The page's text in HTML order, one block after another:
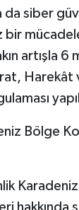
da siber
bir
artışla 6
Harekât
Bölge
hakkında